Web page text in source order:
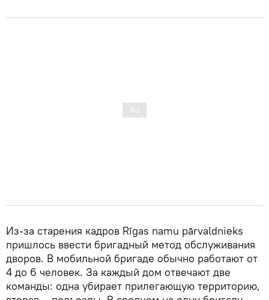
Из-за старения кадров Rīgas namu pārvaldnieks
пришлось ввести бригадный метод обслуживания
дворов. В мобильной бригаде обычно работают от
4 до 6 человек. За каждый дом отвечают две
команды: одна убирает прилегающую территорию,